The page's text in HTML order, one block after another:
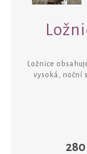
Ložnice
vysoká, noční
280